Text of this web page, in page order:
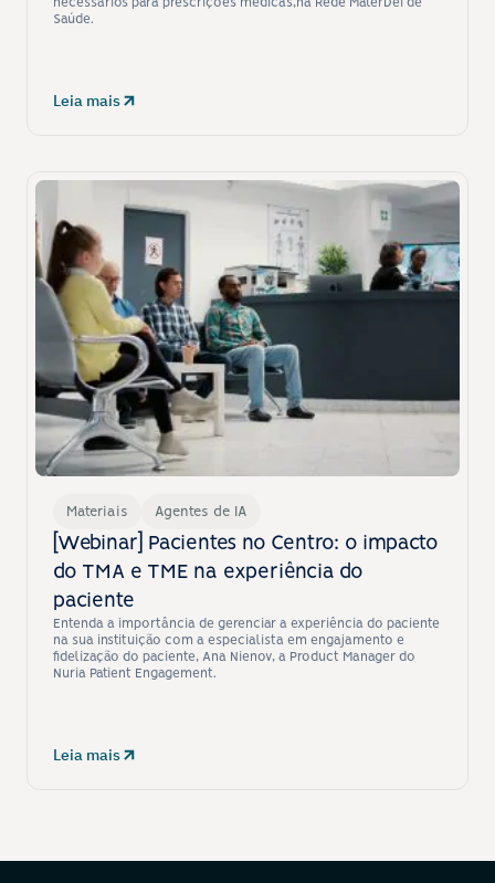
necessários para prescrições médicas,na Rede MaterDei de
Saúde.
Leia mais
Materiais Agentes de IA
[Webinar] Pacientes no Centro: o impacto
do TMA e TME na experiência do
paciente
Entenda a importância de gerenciar a experiência do paciente
na sua instituição com a especialista em engajamento e
fidelização do paciente, Ana Nienov, a Product Manager do
Nuria Patient Engagement.
Leia mais